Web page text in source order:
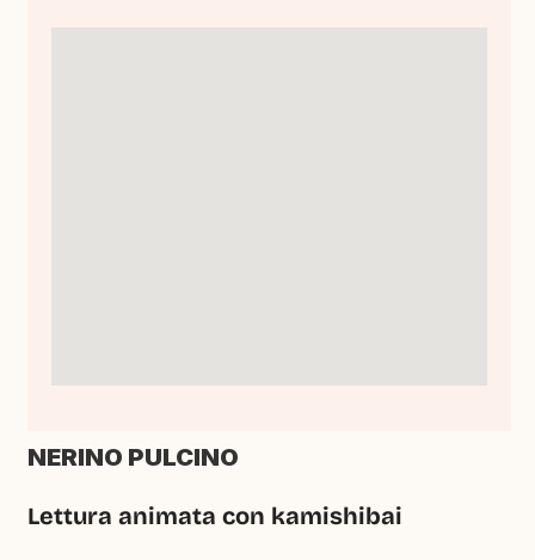
NERINO PULCINO
Lettura animata con kamishibai